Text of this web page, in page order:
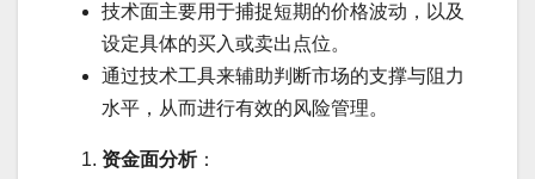
技术面主要用于捕捉短期的价格波动，以及
设定具体的买入或卖出点位。
通过技术工具来辅助判断市场的支撑与阻力
水平，从而进行有效的风险管理。
资金面分析：